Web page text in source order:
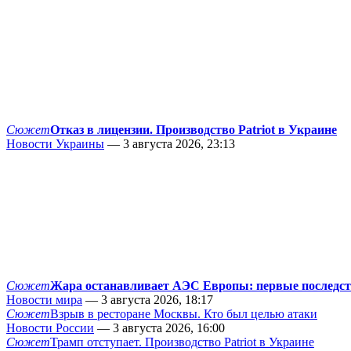
СюжетОтказ в лицензии. Производство Patriot в Украине
Новости Украины — 3 августа 2026, 23:13
СюжетЖара останавливает АЭС Европы: первые
Новости мира — 3 августа 2026, 18:17
СюжетВзрыв в ресторане Москвы. Кто был целью атаки
Новости России — 3 августа 2026, 16:00
СюжетТрамп отступает. Производство Patriot в Украине